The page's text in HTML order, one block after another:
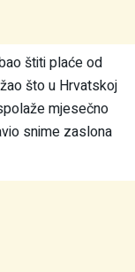
štiti plaće od
što u Hrvatskoj
mjesečno
snime zaslona